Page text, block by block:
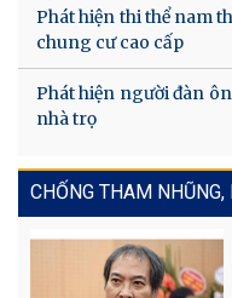
Phát hiện thi thể nam
chung cư cao cấp
Phát hiện người đàn
nhà trọ
CHỐNG THAM NHŨNG,